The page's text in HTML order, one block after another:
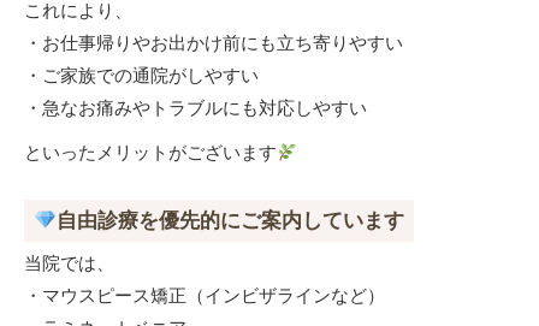
これにより、
・お仕事帰りやお出かけ前にも立ち寄りやすい
・ご家族での通院がしやすい
・急なお痛みやトラブルにも対応しやすい
といったメリットがございます
自由診療を優先的にご案内しています
当院では、
・マウスピース矯正（インビザラインなど）